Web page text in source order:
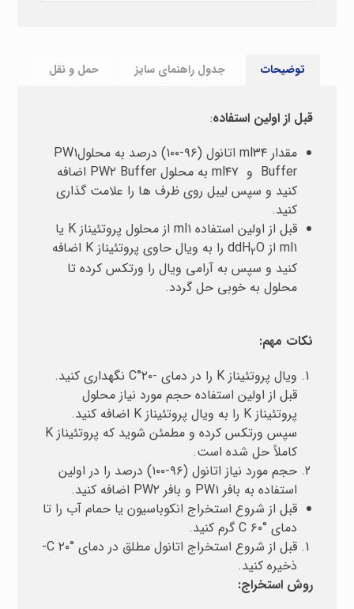
توضیحات جدول راهنمای سایز حمل و نقل
قبل از اولین استفاده:
مقدار ml۳۴ اتانول (۹۶-۱۰۰) درصد به محلولPW۱
Buffer و ml۴۷ به محلول PW۲ Buffer اضافه
کنید و سپس لیبل روی ظرف ها را علامت گذاری
کنید.
قبل از اولین استفاده ml۱ از محلول پروتئیناز K یا
ml۱ از ddH
۲
O را به ویال حاوی پروتئیناز K اضافه
کنید و سپس به آرامی ویال را ورتکس کرده تا
محلول به خوبی حل گردد.
نکات مهم:
ویال پروتئیناز K را در دمای -۲۰°C نگهداری کنید.
قبل از اولین استفاده حجم مورد نیاز محلول
پروتئیناز K را به ویال پروتئیناز K اضافه کنید.
سپس ورتکس کرده و مطمئن شوید که پروتئیناز K
کاملاً حل شده است.
حجم مورد نیاز اتانول (۹۶-۱۰۰) درصد را در اولین
استفاده به بافر PW۱ و بافر PW۲ اضافه کنید.
قبل از شروع استخراج انکوباسیون یا حمام آب را تا
دمای °C ۶۰ گرم کنید.
قبل از شروع استخراج اتانول مطلق در دمای °C ۲۰-
ذخیره کنید.
روش استخراج: